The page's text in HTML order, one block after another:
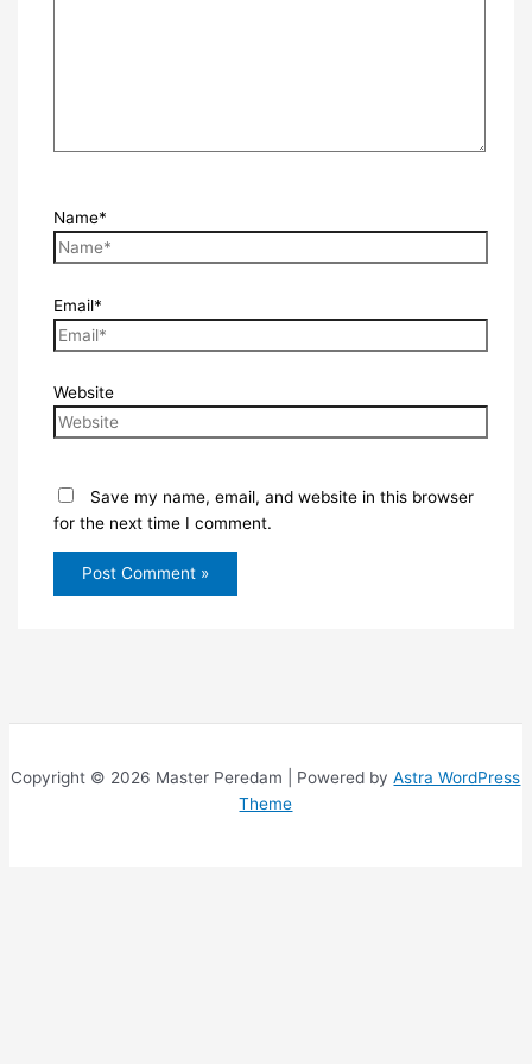
Name*
Email*
Website
Save my name, email, and website in this browser
for the next time I comment.
Copyright © 2026 Master Peredam | Powered byAstra WordPress
Theme